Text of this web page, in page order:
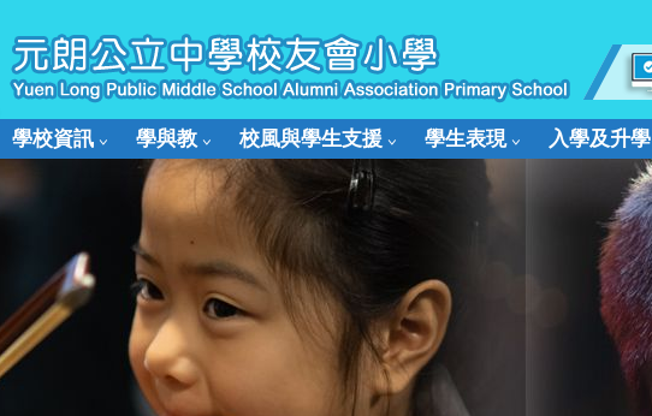
學校資訊 學與教 校風與學生支援 學生表現 入學及升學